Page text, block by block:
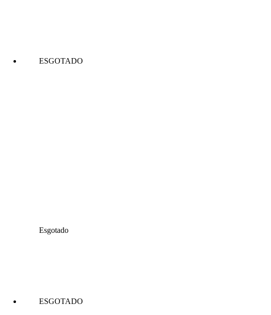
ESGOTADO
Esgotado
ESGOTADO